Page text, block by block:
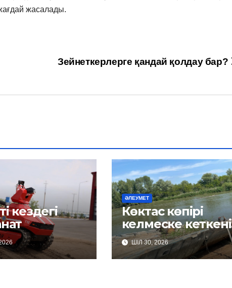
жағдай жасалады.
Зейнеткерлерге қандай қолдау бар?
кездегі
ӘЛЕУМЕТ
Көктас көпірі
келмеске кеткені
ме?
ШІЛ 30, 2026